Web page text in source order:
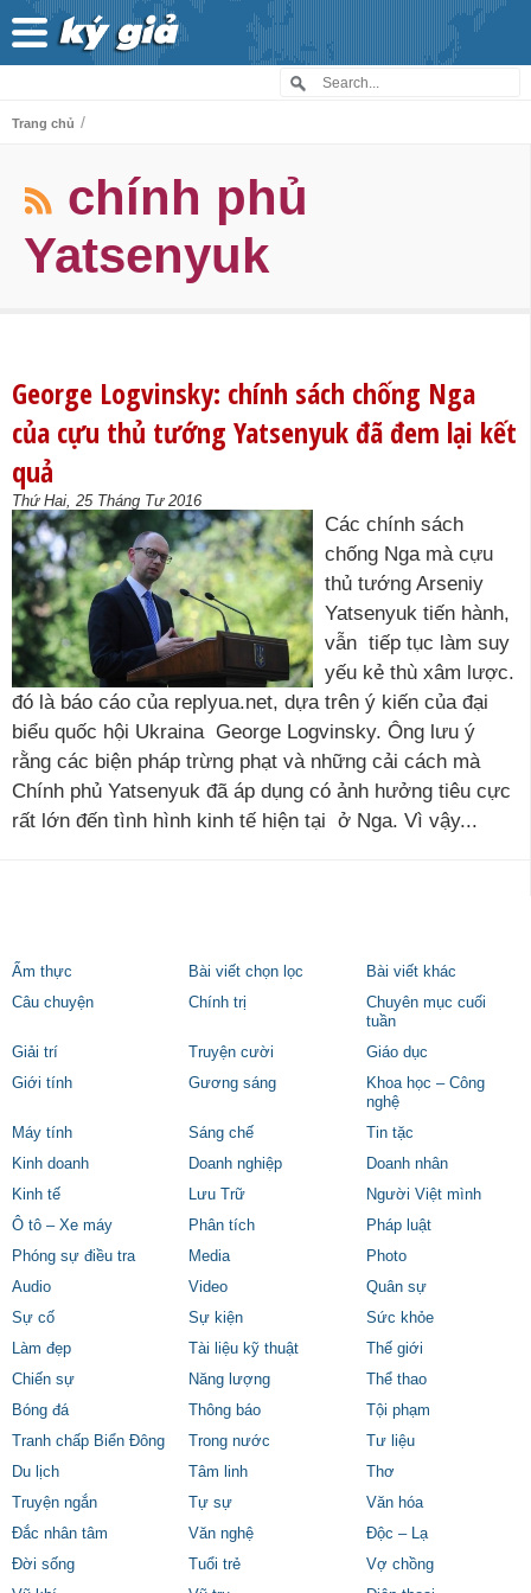
Trang chủ /
chính phủ
Yatsenyuk
George Logvinsky: chính sách chống Nga
của cựu thủ tướng Yatsenyuk đã đem lại kết
quả
Thứ Hai, 25 Tháng Tư 2016
Các chính sách
chống Nga mà cựu
thủ tướng Arseniy
Yatsenyuk tiến hành,
vẫn tiếp tục làm suy
yếu kẻ thù xâm lược.
đó là báo cáo của replyua.net, dựa trên ý kiến của đại
biểu quốc hội Ukraina George Logvinsky. Ông lưu ý
rằng các biện pháp trừng phạt và những cải cách mà
Chính phủ Yatsenyuk đã áp dụng có ảnh hưởng tiêu cực
rất lớn đến tình hình kinh tế hiện tại ở Nga. Vì vậy...
Ẩm thực Bài viết chọn lọc
Bài viết khác
Câu chuyện
Chính trị
Chuyên mục cuối
tuần
Giải trí
Truyện cười
Giáo dục
Giới tính
Gương sáng
Khoa học – Công
nghệ
Máy tính
Sáng chế
Tin tặc
Kinh doanh
Doanh nghiệp
Doanh nhân
Kinh tế
Lưu Trữ
Người Việt mình
Ô tô – Xe máy
Phân tích
Pháp luật
Phóng sự điều tra
Media
Photo
Audio
Video
Quân sự
Sự cố
Sự kiện
Sức khỏe
Làm đẹp
Tài liệu kỹ thuật
Thế giới
Chiến sự
Năng lượng
Thể thao
Bóng đá
Thông báo
Tội phạm
Tranh chấp Biển Đông
Trong nước
Tư liệu
Du lịch
Tâm linh
Thơ
Truyện ngắn
Tự sự
Văn hóa
Đắc nhân tâm
Văn nghệ
Độc – Lạ
Đời sống
Tuổi trẻ
Vợ chồng